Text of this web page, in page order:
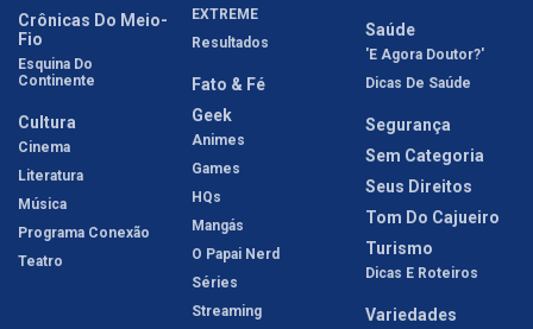
Crônicas Do Meio-
Fio
Esquina Do
Continente
Cultura
Cinema
Literatura
Música
Programa Conexão
Teatro
EXTREME
Resultados
Fato & Fé
Geek
Animes
Games
HQs
Mangás
O Papai Nerd
Séries
Streaming
Saúde
'E Agora Doutor?'
Dicas De Saúde
Segurança
Sem Categoria
Seus Direitos
Tom Do Cajueiro
Turismo
Dicas E Roteiros
Variedades